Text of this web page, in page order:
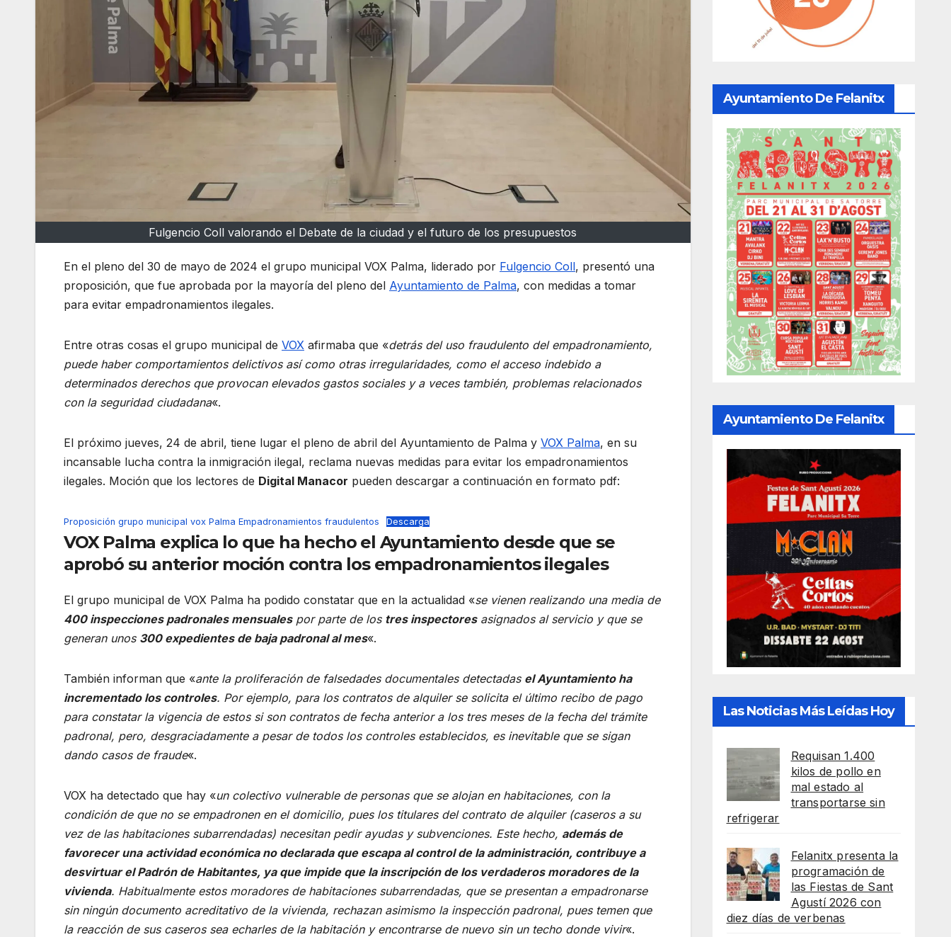
Fulgencio Coll valorando el Debate de la ciudad y el futuro de los presupuestos
En el pleno del 30 de mayo de 2024 el grupo municipal VOX Palma, liderado por Fulgencio Coll, presentó una
proposición, que fue aprobada por la mayoría del pleno del Ayuntamiento de Palma, con medidas a tomar
para evitar empadronamientos ilegales.
Entre otras cosas el grupo municipal de VOX afirmaba que «detrás del uso fraudulento del empadronamiento,
puede haber comportamientos delictivos así como otras irregularidades, como el acceso indebido a
determinados derechos que provocan elevados gastos sociales y a veces también, problemas relacionados
con la seguridad ciudadana«.
El próximo jueves, 24 de abril, tiene lugar el pleno de abril del Ayuntamiento de Palma y VOX Palma, en su
incansable lucha contra la inmigración ilegal, reclama nuevas medidas para evitar los empadronamientos
ilegales. Moción que los lectores de Digital Manacor pueden descargar a continuación en formato pdf:
Proposición grupo municipal vox Palma Empadronamientos fraudulentos Descarga
VOX Palma explica lo que ha hecho el Ayuntamiento desde que se
aprobó su anterior moción contra los empadronamientos ilegales
El grupo municipal de VOX Palma ha podido constatar que en la actualidad «se vienen realizando una media de
400 inspecciones padronales mensualespor parte de los tres inspectoresasignados al servicio y que se
generan unos 300 expedientes de baja padronal al mes«.
También informan que «ante la proliferación de falsedades documentales detectadas el Ayuntamiento ha
incrementado los controles. Por ejemplo, para los contratos de alquiler se solicita el último recibo de pago
para constatar la vigencia de estos si son contratos de fecha anterior a los tres meses de la fecha del trámite
padronal, pero, desgraciadamente a pesar de todos los controles establecidos, es inevitable que se sigan
dando casos de fraude«.
VOX ha detectado que hay «un colectivo vulnerable de personas que se alojan en habitaciones, con la
condición de que no se empadronen en el domicilio, pues los titulares del contrato de alquiler (caseros a su
vez de las habitaciones subarrendadas) necesitan pedir ayudas y subvenciones. Este hecho, además de
favorecer una actividad económica no declarada que escapa al control de la administración, contribuye a
desvirtuar el Padrón de Habitantes, ya que impide que la inscripción de los verdaderos moradores de la
vivienda. Habitualmente estos moradores de habitaciones subarrendadas, que se presentan a empadronarse
sin ningún documento acreditativo de la vivienda, rechazan asimismo la inspección padronal, pues temen que
la reacción de sus caseros sea echarles de la habitación y encontrarse de nuevo sin un techo donde vivir«.
Ayuntamiento De Felanitx
Ayuntamiento De Felanitx
Las Noticias Más Leídas Hoy
Requisan 1.400
kilos de pollo en
mal estado al
transportarse sin
refrigerar
Felanitx presenta la
programación de
las Fiestas de Sant
Agustí 2026 con
diez días de verbenas